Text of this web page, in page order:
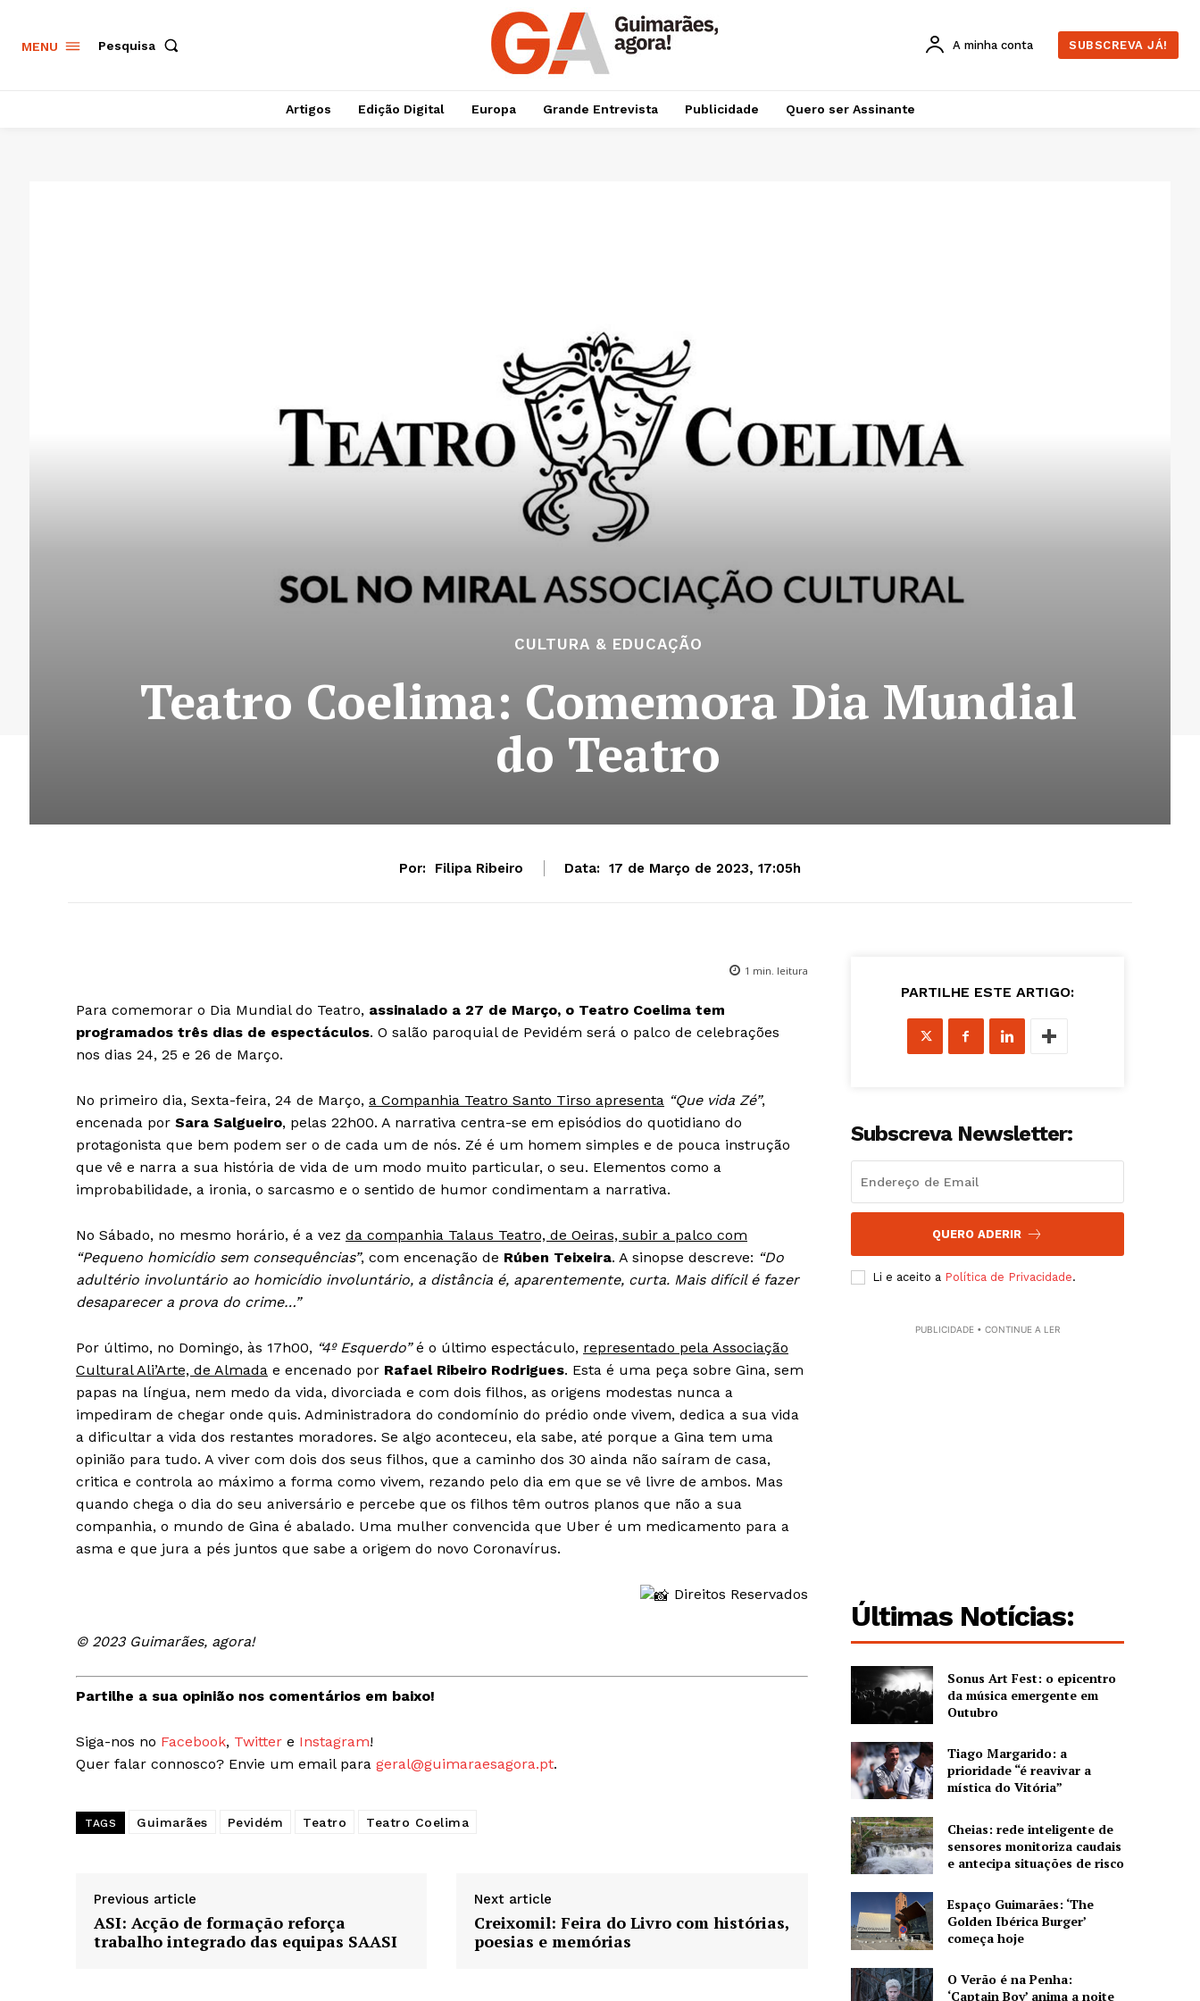
SUBSCREVA JÁ!
Institucional
MENU Pesquisa A minha conta SUBSCREVA JÁ!
Artigos Edição Digital Europa Grande Entrevista Publicidade Quero ser Assinante
CULTURA & EDUCAÇÃO
Teatro Coelima: Comemora Dia Mundial
do Teatro
Por: Filipa Ribeiro Data: 17 de Março de 2023, 17:05h
1 min. leitura
Para comemorar o Dia Mundial do Teatro, assinalado a 27 de Março, o Teatro Coelima tem
programados três dias de espectáculos. O salão paroquial de Pevidém será o palco de celebrações
nos dias 24, 25 e 26 de Março.
No primeiro dia, Sexta-feira, 24 de Março, a Companhia Teatro Santo Tirso apresenta “Que vida Zé”,
encenada por Sara Salgueiro, pelas 22h00. A narrativa centra-se em episódios do quotidiano do
protagonista que bem podem ser o de cada um de nós. Zé é um homem simples e de pouca instrução
que vê e narra a sua história de vida de um modo muito particular, o seu. Elementos como a
improbabilidade, a ironia, o sarcasmo e o sentido de humor condimentam a narrativa.
No Sábado, no mesmo horário, é a vez da companhia Talaus Teatro, de Oeiras, subir a palco com
“Pequeno homicídio sem consequências”, com encenação de Rúben Teixeira. A sinopse descreve: “Do
adultério involuntário ao homicídio involuntário, a distância é, aparentemente, curta. Mais difícil é fazer
desaparecer a prova do crime…”
Por último, no Domingo, às 17h00, “4º Esquerdo”é o último espectáculo, representado pela Associação
Cultural Ali’Arte, de Almada e encenado por Rafael Ribeiro Rodrigues. Esta é uma peça sobre Gina, sem
papas na língua, nem medo da vida, divorciada e com dois filhos, as origens modestas nunca a
impediram de chegar onde quis. Administradora do condomínio do prédio onde vivem, dedica a sua vida
a dificultar a vida dos restantes moradores. Se algo aconteceu, ela sabe, até porque a Gina tem uma
opinião para tudo. A viver com dois dos seus filhos, que a caminho dos 30 ainda não saíram de casa,
critica e controla ao máximo a forma como vivem, rezando pelo dia em que se vê livre de ambos. Mas
quando chega o dia do seu aniversário e percebe que os filhos têm outros planos que não a sua
companhia, o mundo de Gina é abalado. Uma mulher convencida que Uber é um medicamento para a
asma e que jura a pés juntos que sabe a origem do novo Coronavírus.
Direitos Reservados
© 2023 Guimarães, agora!
Partilhe a sua opinião nos comentários em baixo!
Siga-nos no Facebook, Twitter e Instagram!
Quer falar connosco? Envie um email para geral@guimaraesagora.pt.
TAGS Guimarães Pevidém Teatro Teatro Coelima
Previous article
ASI: Acção de formação reforça
trabalho integrado das equipas SAASI
Next article
Creixomil: Feira do Livro com histórias,
poesias e memórias
PARTILHE ESTE ARTIGO:
Subscreva Newsletter:
QUERO ADERIR
Li e aceito a Política de Privacidade.
PUBLICIDADE • CONTINUE A LER
Últimas Notícias:
Sonus Art Fest: o epicentro
da música emergente em
Outubro
Tiago Margarido: a
prioridade “é reavivar a
mística do Vitória”
Cheias: rede inteligente de
sensores monitoriza caudais
e antecipa situações de risco
Espaço Guimarães: ‘The
Golden Ibérica Burger’
começa hoje
O Verão é na Penha:
‘Captain Boy’ anima a noite